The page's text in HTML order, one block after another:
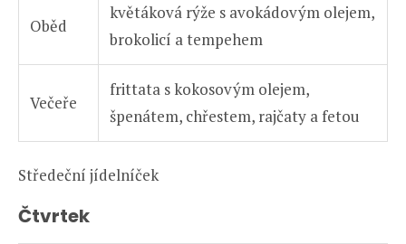
Oběd
květáková rýže s avokádovým olejem,
brokolicí a tempehem
Večeře
frittata s kokosovým olejem,
špenátem, chřestem, rajčaty a fetou
Středeční jídelníček
Čtvrtek